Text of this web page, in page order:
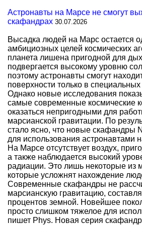
Астронавты на Марсе не смогут
скафандрах 30.07.2026
Высадка людей на Марс остается
амбициозных целей космических
планета лишена пригодной для
подвергается высокому уровню
поэтому астронавты смогут
поверхности только в
Однако новые исследования
самые современные космические
оказаться непригодными для
марсианской гравитации. По
стало ясно, что новые скафандры
для использования астронавтами
На Марсе отсутствует воздух,
а также наблюдается высокий
радиации. Это лишь некоторые из
которые усложнят нахождение
Современные скафандры не
марсианскую гравитацию,
процентов земной. Новейшее
просто слишком тяжелое для
пишет Phys. Новая серия